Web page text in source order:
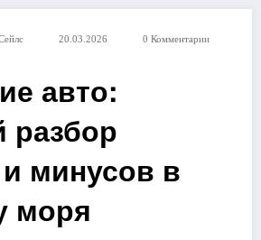
20.03.2026 0 Комментарии
авто:
разбор
минусов в
моря